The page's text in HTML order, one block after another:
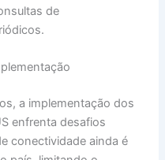
de
a implementação dos
enfrenta desafios
conectividade ainda é